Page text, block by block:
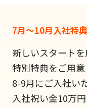
7月～10月入社特
新しいスタート
特別特典をご用意
8-9月にご入社い
入社祝い金10万